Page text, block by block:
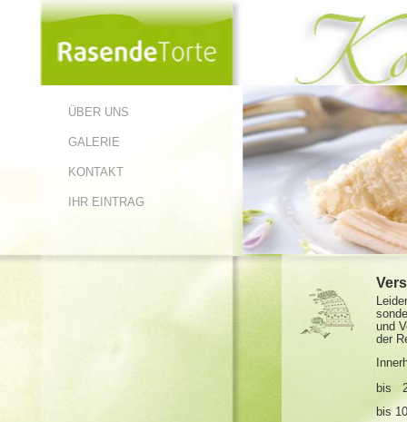
ÜBER UNS
GALERIE
KONTAKT
IHR EINTRAG
und
der
bis
bis